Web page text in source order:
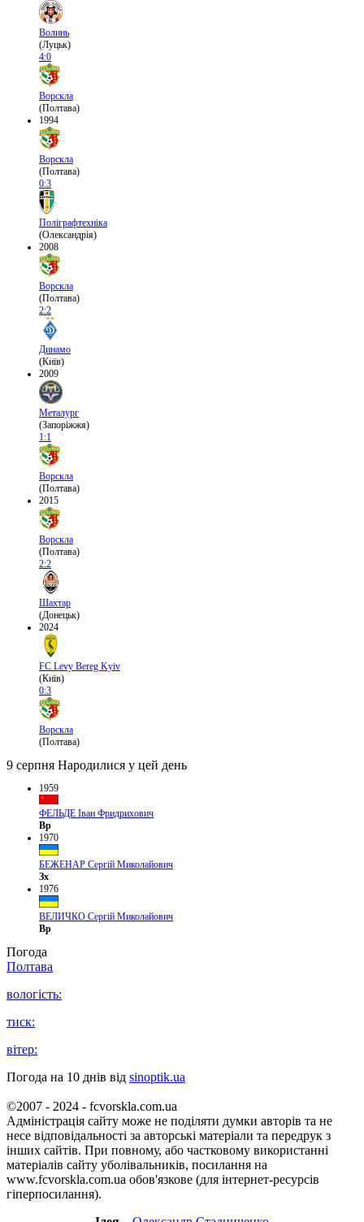
Волинь
(Луцьк)
4:0
Ворскла
(Полтава)
1994
Ворскла
(Полтава)
0:3
Поліграфтехніка
(Олександрія)
2008
Ворскла
(Полтава)
2:2
Динамо
(Київ)
2009
Металург
(Запоріжжя)
1:1
Ворскла
(Полтава)
2015
Ворскла
(Полтава)
2:2
Шахтар
(Донецьк)
2024
FC Levy Bereg Kyiv
(Київ)
0:3
Ворскла
(Полтава)
9 серпня Народилися у цей день
1959
ФЕЛЬДЕ Іван Фридрихович
Вр
1970
БЕЖЕНАР Сергій Миколайович
Зх
1976
ВЕЛИЧКО Сергій Миколайович
Вр
Погода
Полтава
вологість:
тиск:
вітер:
Погода на 10 днів від sinoptik.ua
©2007 - 2024 - fcvorskla.com.ua
Адміністрація сайту може не поділяти думки авторів та не
несе відповідальності за авторські матеріали та передрук з
інших сайтів. При повному, або частковому використанні
матеріалів сайту уболівальників, посилання на
www.fcvorskla.com.ua обов'язкове (для інтернет-ресурсів
гіперпосилання).